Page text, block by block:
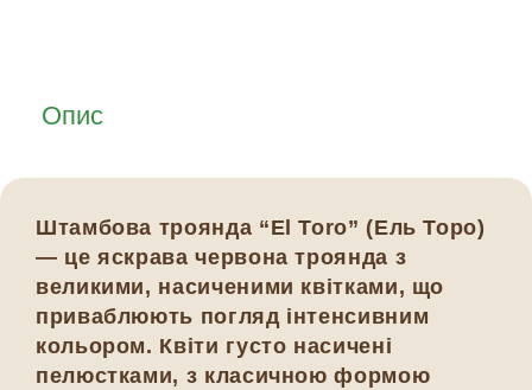
Опис
Штамбова троянда “El Toro” (Ель Торо)
— це яскрава червона троянда з
великими, насиченими квітками, що
приваблюють погляд інтенсивним
кольором. Квіти густо насичені
пелюстками, з класичною формою